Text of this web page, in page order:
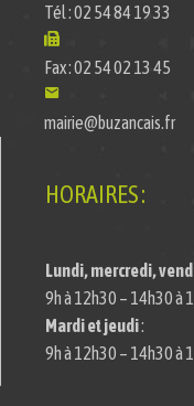
Tél : 02 54 84 19 33
Fax : 02 54 02 13 45
mairie@buzancais.fr
HORAIRES :
Lundi, mercredi,
9h à 12h30 – 14h30 à
Mardi et jeudi:
9h à 12h30 – 14h30 à